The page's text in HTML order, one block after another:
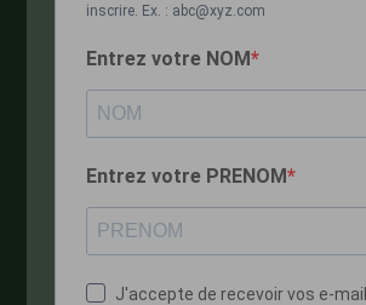
inscrire. Ex. : abc@xyz.com
Entrez votre NOM
Entrez votre PRENOM
J'accepte de recevoir vos e-